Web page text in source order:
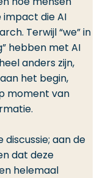
impact die AI
Terwijl “we” in
hebben met AI
anders zijn,
het begin,
moment van
aan de
dat deze
helemaal